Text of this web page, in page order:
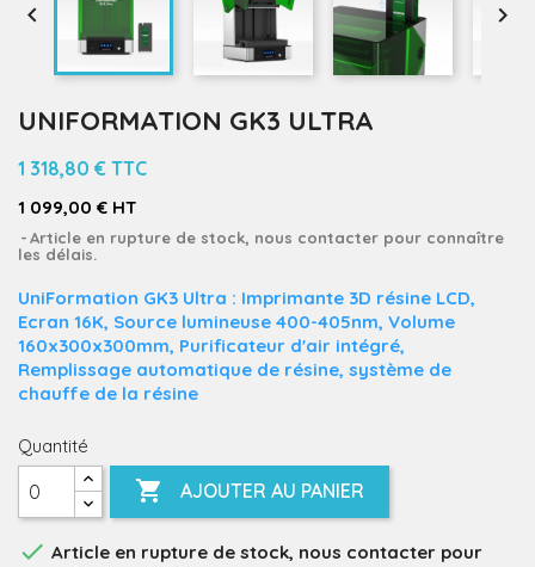
 
UNIFORMATION GK3 ULTRA
1 318,80 € TTC
1 099,00 € HT
Article en rupture de stock, nous contacter pour connaître
les délais.
UniFormation GK3 Ultra : Imprimante 3D résine LCD,
Ecran 16K, Source lumineuse 400-405nm, Volume
160x300x300mm, Purificateur d'air intégré,
Remplissage automatique de résine, système de
chauffe de la résine
Quantité
 AJOUTER AU PANIER
 Article en rupture de stock, nous contacter pour